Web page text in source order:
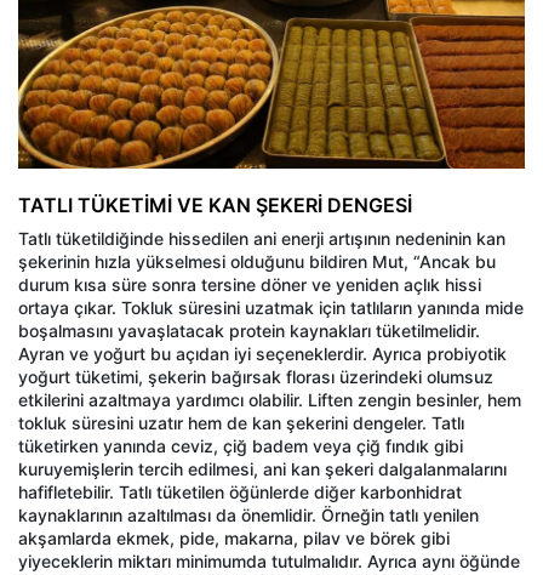
TATLI TÜKETİMİ VE KAN ŞEKERİ DENGESİ
Tatlı tüketildiğinde hissedilen ani enerji artışının nedeninin kan
şekerinin hızla yükselmesi olduğunu bildiren Mut, “Ancak bu
durum kısa süre sonra tersine döner ve yeniden açlık hissi
ortaya çıkar. Tokluk süresini uzatmak için tatlıların yanında mide
boşalmasını yavaşlatacak protein kaynakları tüketilmelidir.
Ayran ve yoğurt bu açıdan iyi seçeneklerdir. Ayrıca probiyotik
yoğurt tüketimi, şekerin bağırsak florası üzerindeki olumsuz
etkilerini azaltmaya yardımcı olabilir. Liften zengin besinler, hem
tokluk süresini uzatır hem de kan şekerini dengeler. Tatlı
tüketirken yanında ceviz, çiğ badem veya çiğ fındık gibi
kuruyemişlerin tercih edilmesi, ani kan şekeri dalgalanmalarını
hafifletebilir. Tatlı tüketilen öğünlerde diğer karbonhidrat
kaynaklarının azaltılması da önemlidir. Örneğin tatlı yenilen
akşamlarda ekmek, pide, makarna, pilav ve börek gibi
yiyeceklerin miktarı minimumda tutulmalıdır. Ayrıca aynı öğünde